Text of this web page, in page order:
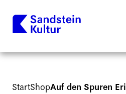
StartShopAuf den Spuren